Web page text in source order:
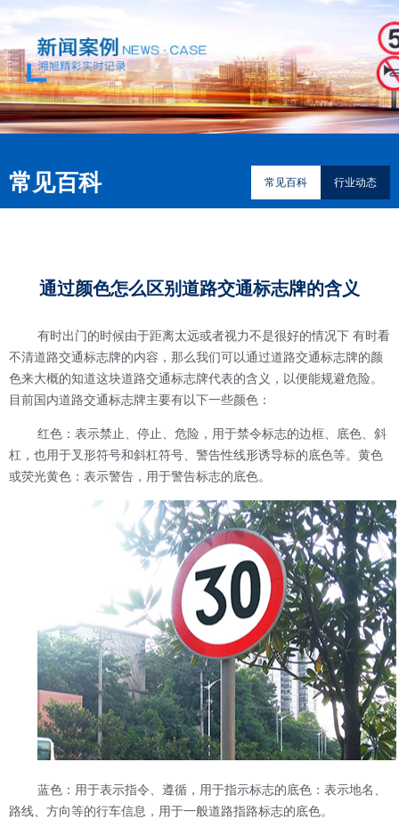
常见百科 常见百科 行业动态
通过颜色怎么区别道路交通标志牌的含义
有时出门的时候由于距离太远或者视力不是很好的情况下 有时看
不清道路交通标志牌的内容，那么我们可以通过道路交通标志牌的颜
色来大概的知道这块道路交通标志牌代表的含义，以便能规避危险。
目前国内道路交通标志牌主要有以下一些颜色：
红色：表示禁止、停止、危险，用于禁令标志的边框、底色、斜
杠，也用于叉形符号和斜杠符号、警告性线形诱导标的底色等。黄色
或荧光黄色：表示警告，用于警告标志的底色。
蓝色：用于表示指令、遵循，用于指示标志的底色：表示地名、
路线、方向等的行车信息，用于一般道路指路标志的底色。